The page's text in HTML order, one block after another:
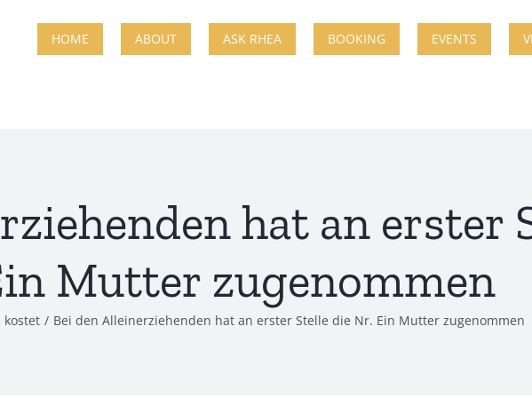
HOME ABOUT ASK RHEA BOOKING EVENTS
hat an erster
Mutter zugenommen
kostet Bei den Alleinerziehenden hat an erster Stelle die Nr. Ein Mutter zugenommen